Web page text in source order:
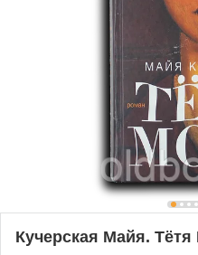
Кучерская Майя. Тётя